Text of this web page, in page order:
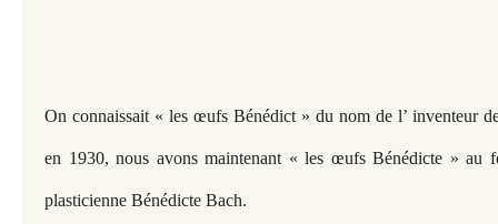
On connaissait « les œufs Bénédict » du nom de l’ inventeur
en 1930, nous avons maintenant « les œufs Bénédicte » au
plasticienne Bénédicte Bach.